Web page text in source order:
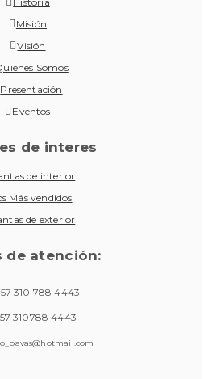
Misión
Visión
Somos
Presentación
Eventos
de interes
de interior
Más vendidos
de exterior
de atención:
310 788 4443
310788 4443